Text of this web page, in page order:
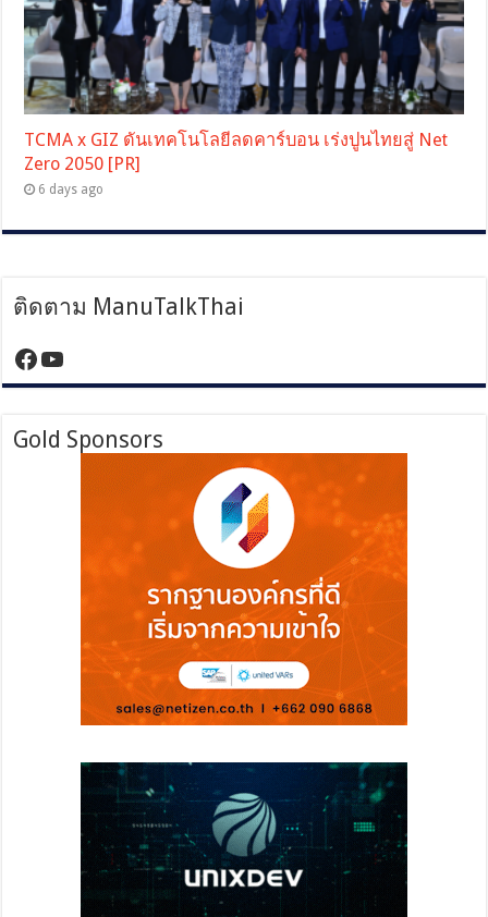
TCMA x GIZ ดันเทคโนโลยีลดคาร์บอน เร่งปูนไทยสู่ Net
Zero 2050 [PR]
6 days ago
ติดตาม ManuTalkThai
https://www.facebook.com/
YouTube
Gold Sponsors